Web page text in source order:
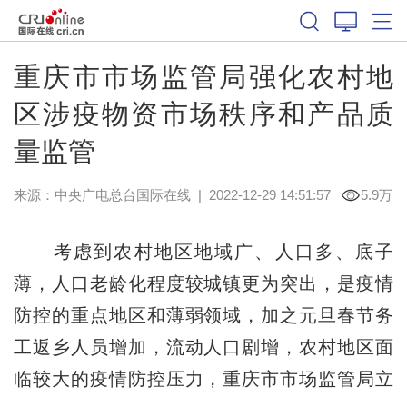
重庆市市场监管局强化农村地
区涉疫物资市场秩序和产品质
量监管
来源：中央广电总台国际在线| 2022-12-29 14:51:57 5.9万
考虑到农村地区地域广、人口多、底子
薄，人口老龄化程度较城镇更为突出，是疫情
防控的重点地区和薄弱领域，加之元旦春节务
工返乡人员增加，流动人口剧增，农村地区面
临较大的疫情防控压力，重庆市市场监管局立